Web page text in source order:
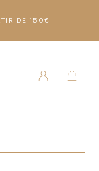
DE 150€